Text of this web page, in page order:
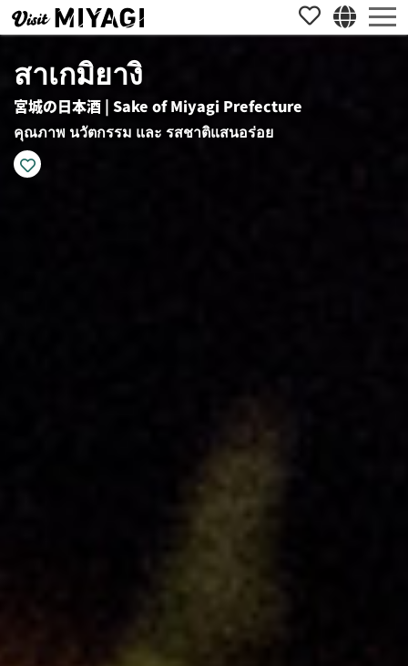
สาเกมิยางิ
宮城の日本酒 | Sake of Miyagi Prefecture
คุณภาพ นวัตกรรม และ รสชาติแสนอร่อย